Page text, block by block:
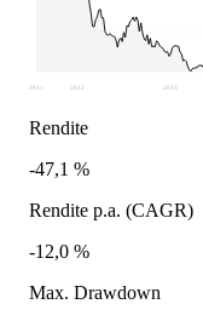
2021 2022 2023
Rendite
-47,1 %
Rendite p.a. (CAGR)
-12,0 %
Max. Drawdown